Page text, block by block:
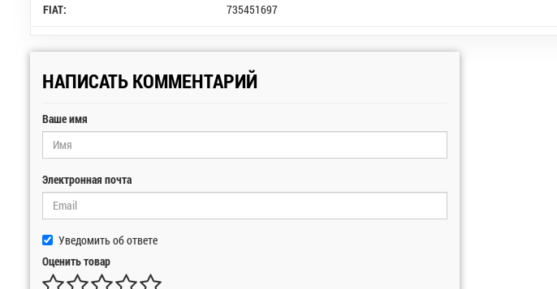
FIAT: 735451697
НАПИСАТЬ КОММЕНТАРИЙ
Ваше имя
Электронная почта
Уведомить об ответе
Оценить товар